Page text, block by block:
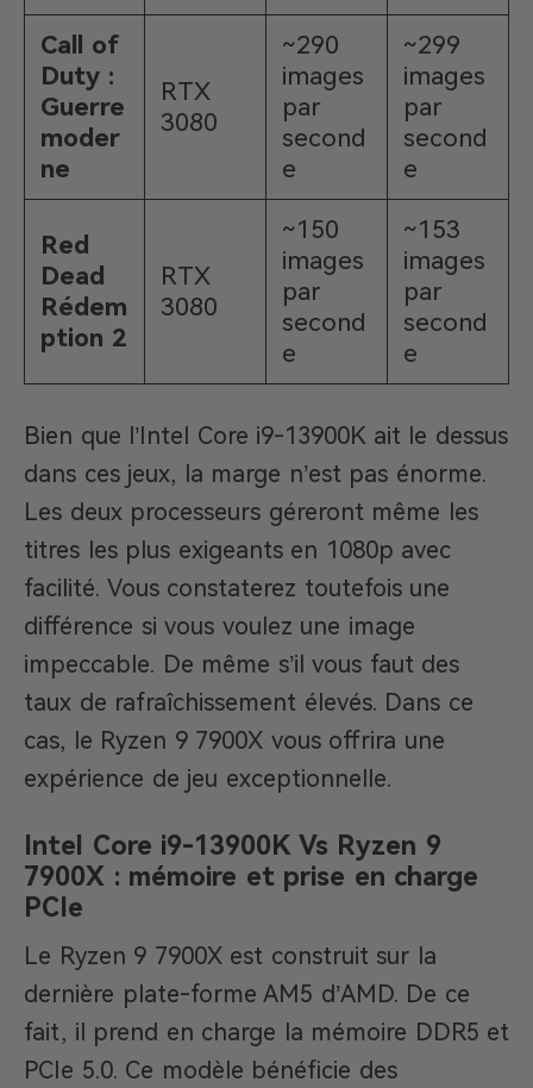
Call of
Duty :
Guerre
moder
ne
RTX
3080
~290
images
par
second
e
~299
images
par
second
e
Red
Dead
Rédem
ption 2
RTX
3080
~150
images
par
second
e
~153
images
par
second
e
Bien que l’Intel Core i9-13900K ait le dessus
dans ces jeux, la marge n’est pas énorme.
Les deux processeurs géreront même les
titres les plus exigeants en 1080p avec
facilité. Vous constaterez toutefois une
différence si vous voulez une image
impeccable. De même s’il vous faut des
taux de rafraîchissement élevés. Dans ce
cas, le Ryzen 9 7900X vous offrira une
expérience de jeu exceptionnelle.
Intel Core i9-13900K Vs Ryzen 9
7900X : mémoire et prise en charge
PCIe
Le Ryzen 9 7900X est construit sur la
dernière plate-forme AM5 d’AMD. De ce
fait, il prend en charge la mémoire DDR5 et
PCIe 5.0. Ce modèle bénéficie des